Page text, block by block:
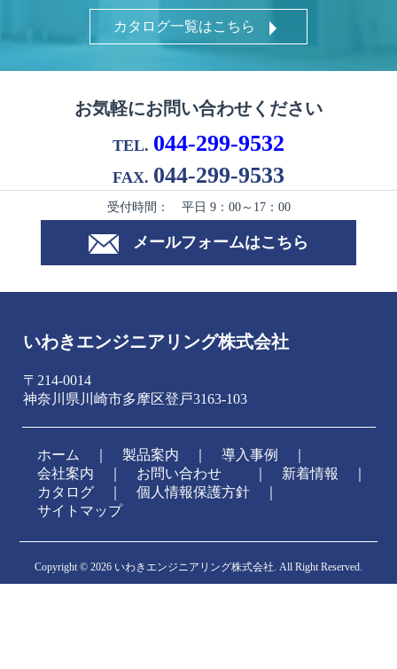
カタログ一覧はこちら
お気軽にお問い合わせください
TEL. 044-299-9532
FAX. 044-299-9533
受付時間： 平日 9：00～17：00
メールフォームはこちら
いわきエンジニアリング株式会社
〒214-0014
神奈川県川崎市多摩区登戸3163-103
ホーム 製品案内 導入事例
会社案内
お問い合わせ 新着情報
カタログ
個人情報保護方針
サイトマップ
Copyright © 2026 いわきエンジニアリング株式会社. All Right Reserved.